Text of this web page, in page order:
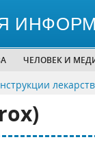
ЧЕЛОВЕК И